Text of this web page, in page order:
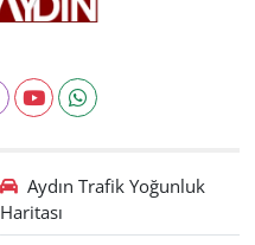
Aydın Trafik Yoğunluk
Haritası